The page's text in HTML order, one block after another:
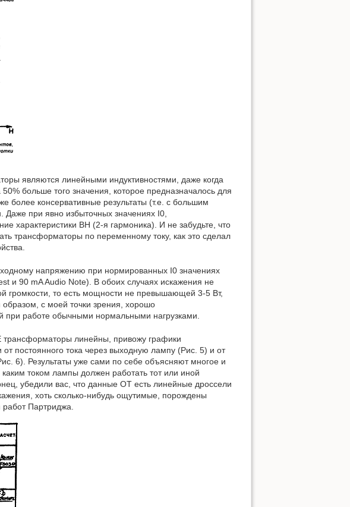
являются линейными индуктивностями, даже когда
больше того значения, которое предназначалось для
более консервативные результаты (т.е. с большим
Даже при явно избыточных значениях I0,
характеристики ВН (2-я гармоника). И не забудьте, что
трансформаторы по переменному току, как это сделал
напряжению при нормированных I0 значениях
и 90 mA Audio Note). В обоих случаях искажения не
громкости, то есть мощности не превышающей 3-5 Вт,
с моей точки зрения, хорошо
при работе обычными нормальными нагрузками.
трансформаторы линейны, привожу графики
от постоянного тока через выходную лампу (Рис. 5) и от
6). Результаты уже сами по себе объясняют многое и
током лампы должен работать тот или иной
убедили вас, что данные ОТ есть линейные дроссели
хоть сколько-нибудь ощутимые, порождены
Партриджа.